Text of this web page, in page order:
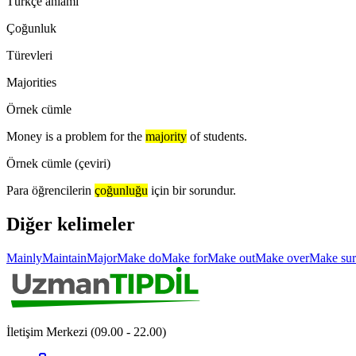
Çoğunluk
Türevleri
Majorities
Örnek cümle
Money is a problem for the majority of students.
Örnek cümle (çeviri)
Para öğrencilerin çoğunluğu için bir sorundur.
Diğer kelimeler
MainlyMaintainMajorMake doMake forMake outMake overMake
İletişim Merkezi (09.00 - 22.00)